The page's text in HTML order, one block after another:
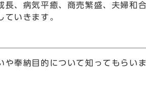
、病気平癒、商売繁盛、夫婦和
いきます。
奉納目的について知ってもらいま